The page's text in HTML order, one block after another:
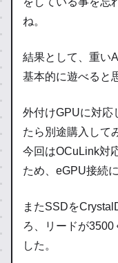
ね。
結果として、重い
基本的に遊べると
外付けGPUに対応
たら別途購入して
今回はOCuLink対
ため、eGPU接続
またSSDを
ろ、リードが3500
した。